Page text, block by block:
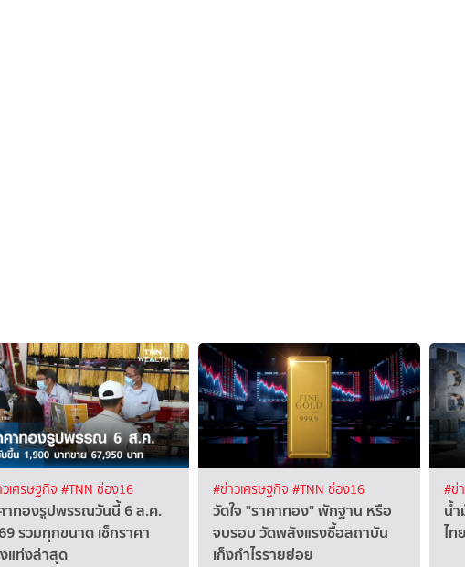
เศรษฐกิจ #TNN ช่อง16
าทองรูปพรรณวันนี้ 6 ส.ค.
รวมทุกขนาด เช็กราคา
แท่งล่าสุด
#ข่าวเศรษฐกิจ #TNN ช่อง16
วัดใจ "ราคาทอง" พักฐาน หรือ
จบรอบ วัดพลังแรงซื้อสถาบัน
เก็งกำไรรายย่อย
#ข่
น้
ไท